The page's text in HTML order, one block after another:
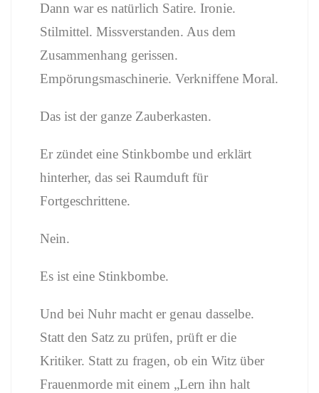
Dann war es natürlich Satire. Ironie.
Stilmittel. Missverstanden. Aus dem
Zusammenhang gerissen.
Empörungsmaschinerie. Verkniffene Moral.
Das ist der ganze Zauberkasten.
Er zündet eine Stinkbombe und erklärt
hinterher, das sei Raumduft für
Fortgeschrittene.
Nein.
Es ist eine Stinkbombe.
Und bei Nuhr macht er genau dasselbe.
Statt den Satz zu prüfen, prüft er die
Kritiker. Statt zu fragen, ob ein Witz über
Frauenmorde mit einem „Lern ihn halt